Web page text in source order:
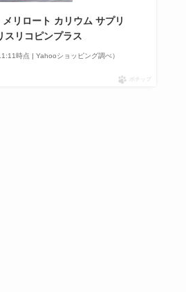
リロート カリウム サプリ
リコピンプラス
時点 | Yahooショッピング調べ）
ポチップ